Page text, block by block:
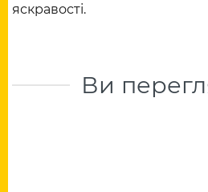
яскравості.
Ви